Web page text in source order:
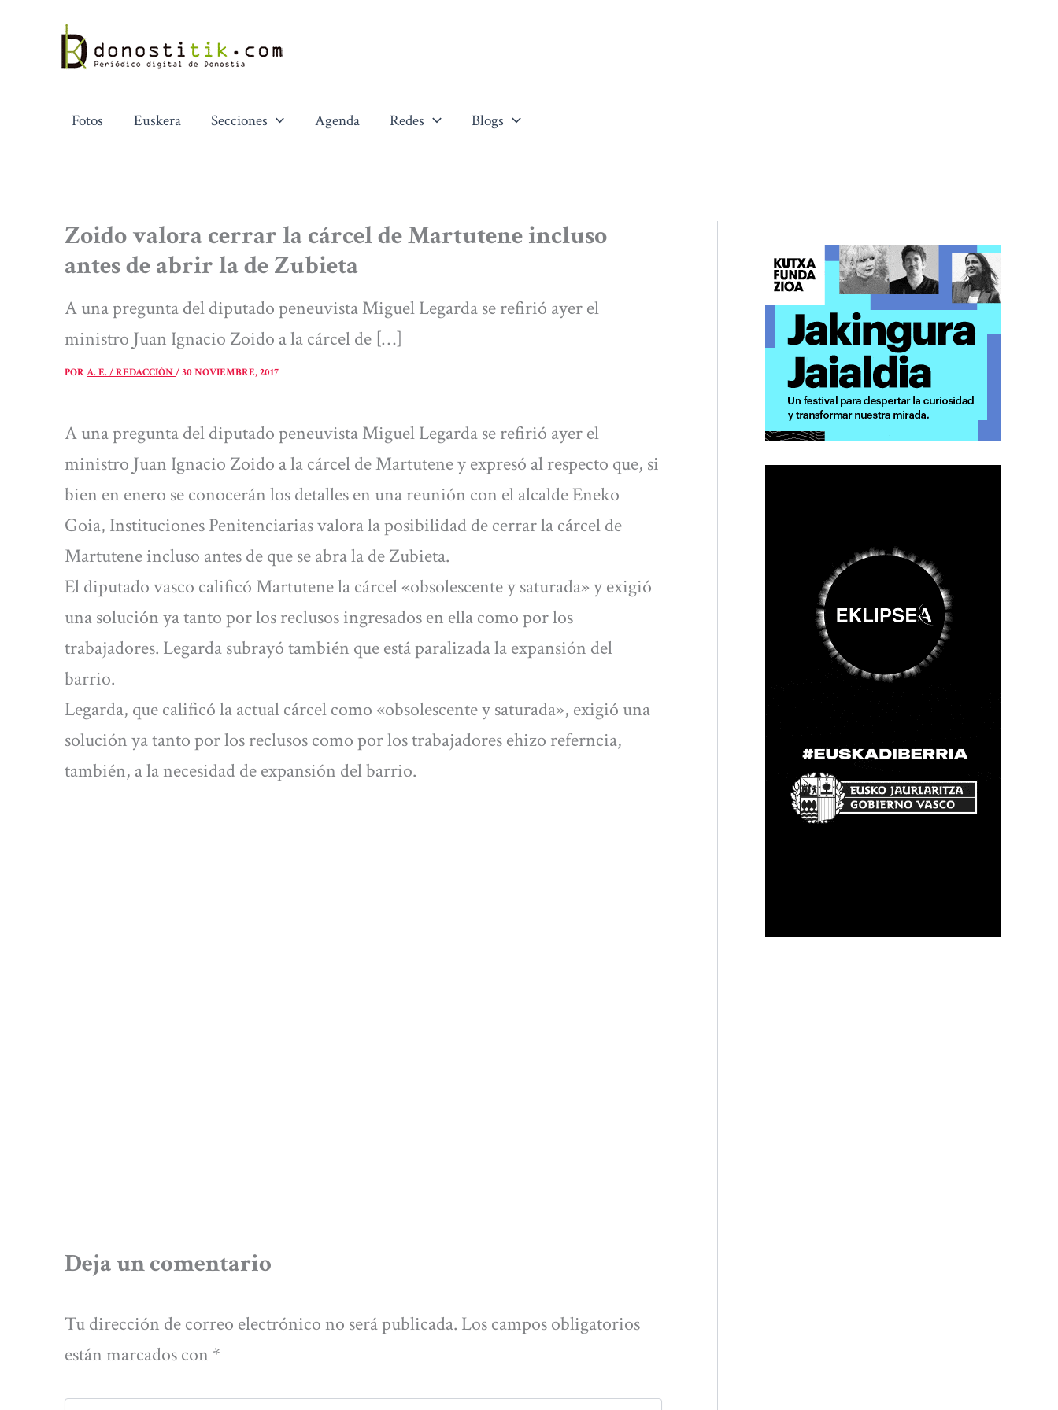
contenido
Fotos Euskera Secciones Agenda Redes Blogs
Zoido valora cerrar la cárcel de Martutene incluso
antes de abrir la de Zubieta
A una pregunta del diputado peneuvista Miguel Legarda se refirió ayer el
ministro Juan Ignacio Zoido a la cárcel de […]
PORA. E. / REDACCIÓN/30 NOVIEMBRE, 2017
A una pregunta del diputado peneuvista Miguel Legarda se refirió ayer el
ministro Juan Ignacio Zoido a la cárcel de Martutene y expresó al respecto que, si
bien en enero se conocerán los detalles en una reunión con el alcalde Eneko
Goia, Instituciones Penitenciarias valora la posibilidad de cerrar la cárcel de
Martutene incluso antes de que se abra la de Zubieta.
El diputado vasco calificó Martutene la cárcel «obsolescente y saturada» y exigió
una solución ya tanto por los reclusos ingresados en ella como por los
trabajadores. Legarda subrayó también que está paralizada la expansión del
barrio.
Legarda, que calificó la actual cárcel como «obsolescente y saturada», exigió una
solución ya tanto por los reclusos como por los trabajadores ehizo referncia,
también, a la necesidad de expansión del barrio.
Deja un comentario
Tu dirección de correo electrónico no será publicada. Los campos obligatorios
están marcados con *